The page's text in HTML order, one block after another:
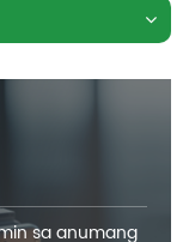
sa anumang